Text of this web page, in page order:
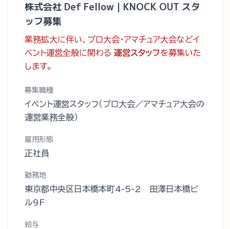
株式会社 Def Fellow｜KNOCK OUT スタ
ッフ募集
業務拡大に伴い、プロ大会・アマチュア大会などイ
ベント運営全般に関わる 運営スタッフを募集いた
します。
募集職種
イベント運営スタッフ（プロ大会／アマチュア大会の
運営業務全般）
雇用形態
正社員
勤務地
東京都中央区日本橋本町4-5-2 田澤日本橋ビ
ル9F
給与